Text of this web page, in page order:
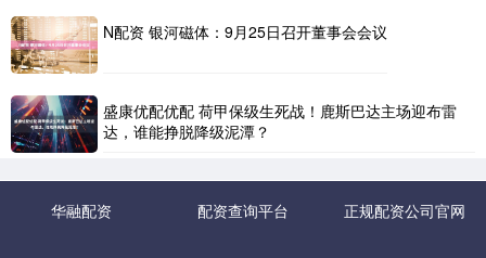
N配资 银河磁体：9月25日召开董事会会议
盛康优配优配 荷甲保级生死战！鹿斯巴达主场迎布雷
达，谁能挣脱降级泥潭？
华融配资 配资查询平台 正规配资公司官网